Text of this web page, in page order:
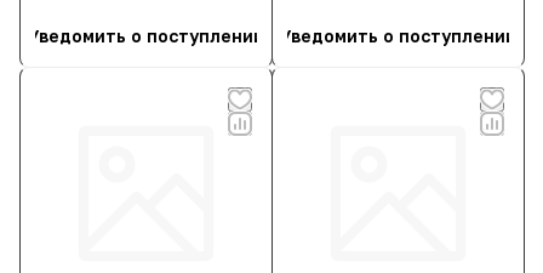
Уведомить о поступлении Уведомить о поступлении